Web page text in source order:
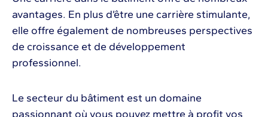
avantages. En plus d’être une carrière stimulante,
elle offre également de nombreuses perspectives
de croissance et de développement
professionnel.
Le secteur du bâtiment est un domaine
passionnant où vous pouvez mettre à profit vos